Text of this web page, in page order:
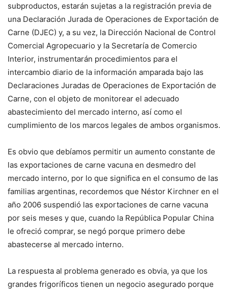
subproductos, estarán sujetas a la registración previa de
una Declaración Jurada de Operaciones de Exportación de
Carne (DJEC) y, a su vez, la Dirección Nacional de Control
Comercial Agropecuario y la Secretaría de Comercio
Interior, instrumentarán procedimientos para el
intercambio diario de la información amparada bajo las
Declaraciones Juradas de Operaciones de Exportación de
Carne, con el objeto de monitorear el adecuado
abastecimiento del mercado interno, así como el
cumplimiento de los marcos legales de ambos organismos.
Es obvio que debíamos permitir un aumento constante de
las exportaciones de carne vacuna en desmedro del
mercado interno, por lo que significa en el consumo de las
familias argentinas, recordemos que Néstor Kirchner en el
año 2006 suspendió las exportaciones de carne vacuna
por seis meses y que, cuando la República Popular China
le ofreció comprar, se negó porque primero debe
abastecerse al mercado interno.
La respuesta al problema generado es obvia, ya que los
grandes frigoríficos tienen un negocio asegurado porque